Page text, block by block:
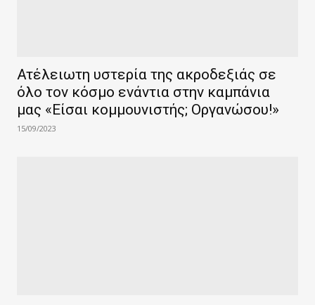
Ατέλειωτη υστερία της ακροδεξιάς σε
όλο τον κόσμο ενάντια στην καμπάνια
μας «Είσαι κομμουνιστής; Οργανώσου!»
15/09/2023